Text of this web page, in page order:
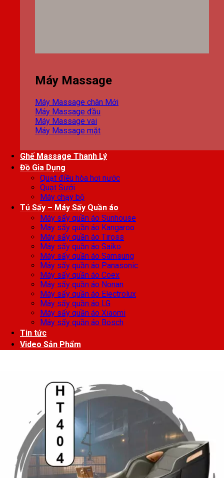
Máy Massage
Máy Massage chân
Máy Massage đầu
Máy Massage vai
Máy Massage mặt
Ghế Massage Thanh Lý
Đồ Gia Dụng
Quạt điều hòa hơi nước
Quạt Sưởi
Máy chạy bộ
Tủ Sấy – Máy Sấy Quần áo
Máy sấy quần áo Sunhouse
Máy sấy quần áo Kangaroo
Máy sấy quần áo Tiross
Máy sấy quần áo Saiko
Máy sấy quần áo Samsung
Máy sấy quần áo Panasonic
Máy sấy quần áo Coex
Máy sấy quần áo Nonan
Máy sấy quần áo Electrolux
Máy sấy quần áo LG
Máy sấy quần áo Xiaomi
Máy sấy quần áo Bosch
Tin tức
Video Sản Phẩm